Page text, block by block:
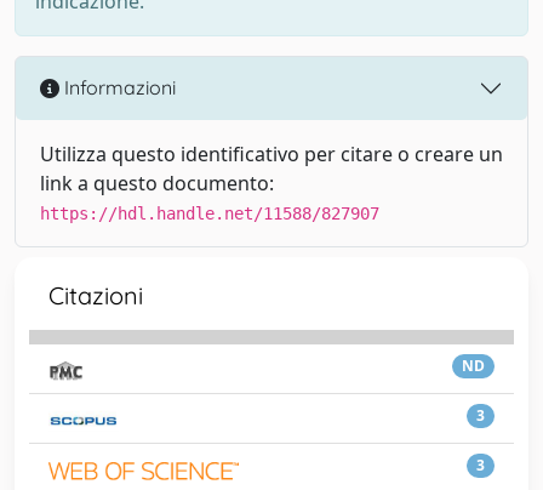
Informazioni
Utilizza questo identificativo per citare o creare un
link a questo documento:
https://hdl.handle.net/11588/827907
Citazioni
ND
3
3